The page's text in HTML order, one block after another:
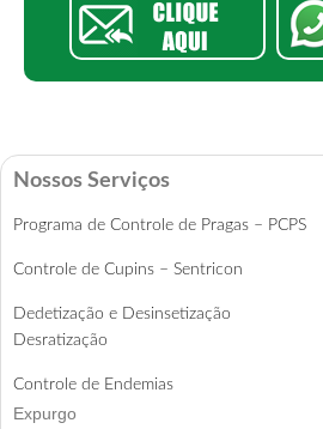
Nossos Serviços
Programa de Controle de Pragas – PCPS
Controle de Cupins – Sentricon
Dedetização e Desinsetização
Desratização
Controle de Endemias
Expurgo